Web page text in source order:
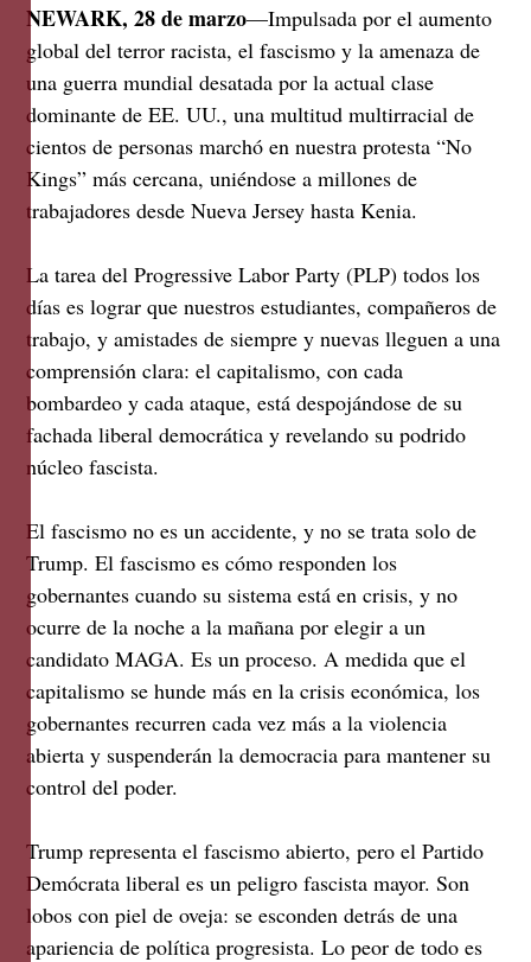
NEWARK, 28 de marzo—Impulsada por el aumento
global del terror racista, el fascismo y la amenaza de
una guerra mundial desatada por la actual clase
dominante de EE. UU., una multitud multirracial de
cientos de personas marchó en nuestra protesta “No
Kings” más cercana, uniéndose a millones de
trabajadores desde Nueva Jersey hasta Kenia.
La tarea del Progressive Labor Party (PLP) todos los
días es lograr que nuestros estudiantes, compañeros de
trabajo, y amistades de siempre y nuevas lleguen a una
comprensión clara: el capitalismo, con cada
bombardeo y cada ataque, está despojándose de su
fachada liberal democrática y revelando su podrido
núcleo fascista.
El fascismo no es un accidente, y no se trata solo de
Trump. El fascismo es cómo responden los
gobernantes cuando su sistema está en crisis, y no
ocurre de la noche a la mañana por elegir a un
candidato MAGA. Es un proceso. A medida que el
capitalismo se hunde más en la crisis económica, los
gobernantes recurren cada vez más a la violencia
abierta y suspenderán la democracia para mantener su
control del poder.
Trump representa el fascismo abierto, pero el Partido
Demócrata liberal es un peligro fascista mayor. Son
lobos con piel de oveja: se esconden detrás de una
apariencia de política progresista. Lo peor de todo es